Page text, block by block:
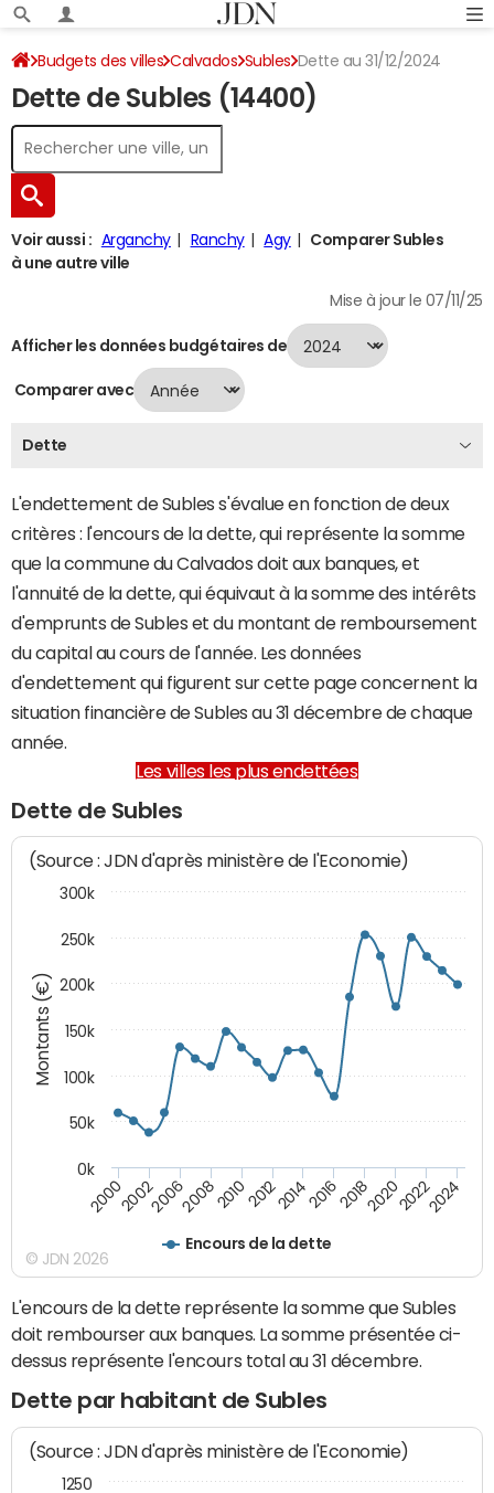
Budgets des villes Calvados Subles Dette au 31/12/2024
Dette de Subles (14400)
Voir aussi : Arganchy Ranchy Agy
Comparer Subles
à une autre ville
Mise à jour le 07/11/25
Afficher les données budgétaires de
Comparer avec
Dette
L'endettement de Subles s'évalue en fonction de deux
critères : l'encours de la dette, qui représente la somme
que la commune du Calvados doit aux banques, et
l'annuité de la dette, qui équivaut à la somme des intérêts
d'emprunts de Subles et du montant de remboursement
du capital au cours de l'année. Les données
d'endettement qui figurent sur cette page concernent la
situation financière de Subles au 31 décembre de chaque
année.
Les villes les plus endettées
Dette de Subles
Montants (€)
(Source : JDN d'après ministère de l'Economie)
Encours de la dette
200020022006200820102012201420162018202020222024
0k
50k
100k
150k
200k
250k
300k
© JDN 2026
L'encours de la dette représente la somme que Subles
doit rembourser aux banques. La somme présentée ci-
dessus représente l'encours total au 31 décembre.
Dette par habitant de Subles
(Source : JDN d'après ministère de l'Economie)
1250